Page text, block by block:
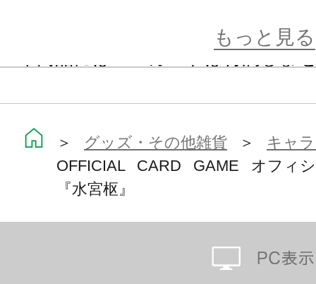
もっと見る
＞ グッズ・その他雑貨 ＞ キャ
OFFICIAL CARD GAME オフィ
『水宮枢』